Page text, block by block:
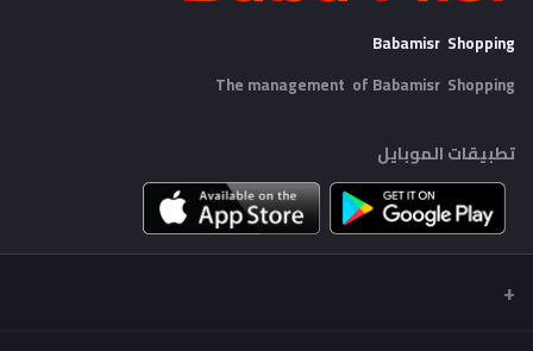
Babamisr Shopping
The management of Babamisr Shopping
تطبيقات الموبايل